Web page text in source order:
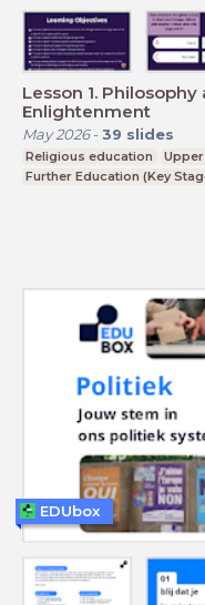
Lesson 1.
Enlightenment
May 2026- 39 slides
Religious education
Further Education (Key
EDUbox